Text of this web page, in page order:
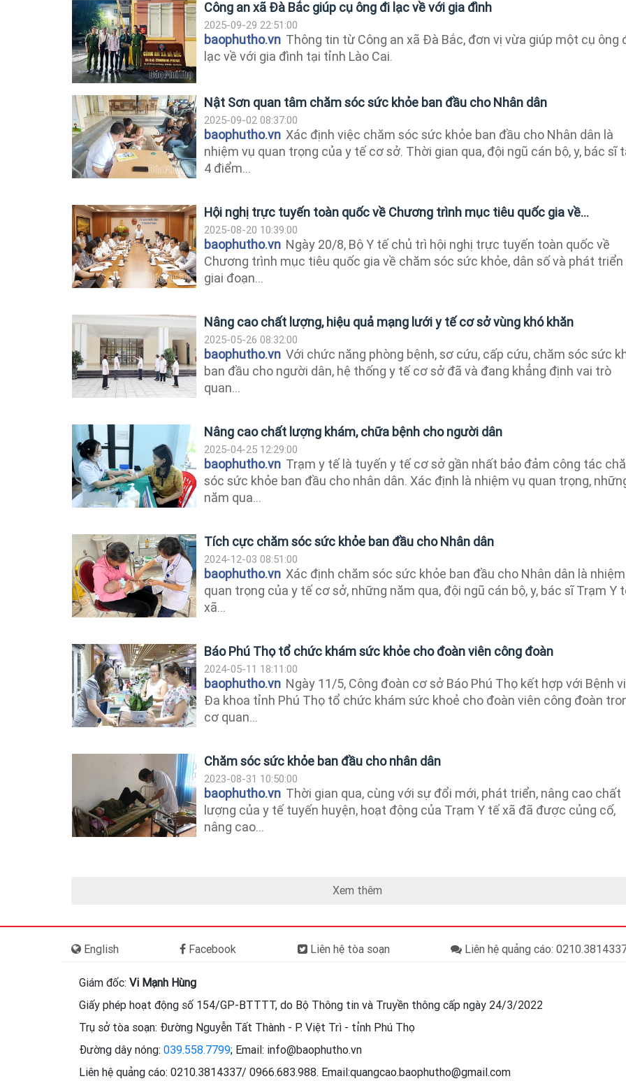
Công an xã Đà Bắc giúp cụ ông đi lạc về với gia đình
2025-09-29 22:51:00
baophutho.vn Thông tin từ Công an xã Đà Bắc, đơn vị vừa giúp một cụ ông
lạc về với gia đình tại tỉnh Lào Cai.
Nật Sơn quan tâm chăm sóc sức khỏe ban đầu cho Nhân dân
2025-09-02 08:37:00
baophutho.vn Xác định việc chăm sóc sức khỏe ban đầu cho Nhân dân là
nhiệm vụ quan trọng của y tế cơ sở. Thời gian qua, đội ngũ cán bộ, y, bác sĩ
4 điểm...
Hội nghị trực tuyến toàn quốc về Chương trình mục tiêu quốc gia về...
2025-08-20 10:39:00
baophutho.vn Ngày 20/8, Bộ Y tế chủ trì hội nghị trực tuyến toàn quốc về
Chương trình mục tiêu quốc gia về chăm sóc sức khỏe, dân số và phát triển
giai đoạn...
Nâng cao chất lượng, hiệu quả mạng lưới y tế cơ sở vùng khó khăn
2025-05-26 08:32:00
baophutho.vn Với chức năng phòng bệnh, sơ cứu, cấp cứu, chăm sóc sức
ban đầu cho người dân, hệ thống y tế cơ sở đã và đang khẳng định vai trò
quan...
Nâng cao chất lượng khám, chữa bệnh cho người dân
2025-04-25 12:29:00
baophutho.vn Trạm y tế là tuyến y tế cơ sở gần nhất bảo đảm công tác
sóc sức khỏe ban đầu cho nhân dân. Xác định là nhiệm vụ quan trọng,
năm qua...
Tích cực chăm sóc sức khỏe ban đầu cho Nhân dân
2024-12-03 08:51:00
baophutho.vn Xác định chăm sóc sức khỏe ban đầu cho Nhân dân là
quan trọng của y tế cơ sở, những năm qua, đội ngũ cán bộ, y, bác sĩ Trạm Y
xã...
Báo Phú Thọ tổ chức khám sức khỏe cho đoàn viên công đoàn
2024-05-11 18:11:00
baophutho.vn Ngày 11/5, Công đoàn cơ sở Báo Phú Thọ kết hợp với Bệnh
Đa khoa tỉnh Phú Thọ tổ chức khám sức khoẻ cho đoàn viên công đoàn
cơ quan...
Chăm sóc sức khỏe ban đầu cho nhân dân
2023-08-31 10:50:00
baophutho.vn Thời gian qua, cùng với sự đổi mới, phát triển, nâng cao chất
lượng của y tế tuyến huyện, hoạt động của Trạm Y tế xã đã được củng cố,
nâng cao...
Xem thêm
English Facebook Liên hệ tòa soạn Liên hệ quảng cáo:
Giám đốc: Vi Mạnh Hùng
Giấy phép hoạt động số 154/GP-BTTTT, do Bộ Thông tin và Truyền thông cấp ngày 24/3/2022
Trụ sở tòa soạn: Đường Nguyễn Tất Thành - P. Việt Trì - tỉnh Phú Thọ
Đường dây nóng: 039.558.7799; Email: info@baophutho.vn
Liên hệ quảng cáo: 0210.3814337/ 0966.683.988. Email:quangcao.baophutho@gmail.com